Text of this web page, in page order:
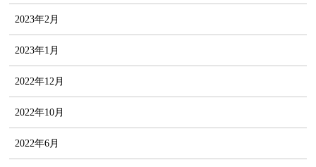
2023年2月
2023年1月
2022年12月
2022年10月
2022年6月